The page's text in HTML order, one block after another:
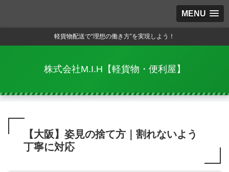
MENU
軽貨物配送で“理想の働き方”を実現しよう！
株式会社M.I.H【軽貨物・便利屋】
【大阪】姿見の捨て方｜割れないよう
丁寧に対応